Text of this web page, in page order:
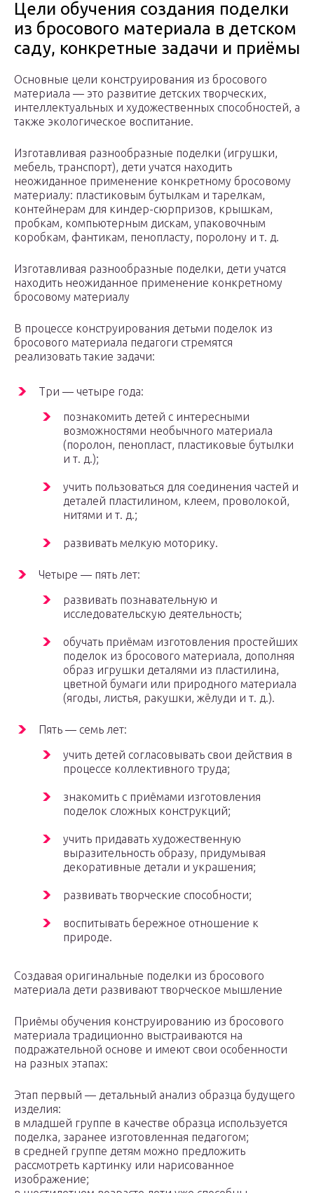
Цели обучения создания поделки
из бросового материала в детском
саду, конкретные задачи и приёмы
Основные цели конструирования из бросового
материала — это развитие детских творческих,
интеллектуальных и художественных способностей, а
также экологическое воспитание.
Изготавливая разнообразные поделки (игрушки,
мебель, транспорт), дети учатся находить
неожиданное применение конкретному бросовому
материалу: пластиковым бутылкам и тарелкам,
контейнерам для киндер-сюрпризов, крышкам,
пробкам, компьютерным дискам, упаковочным
коробкам, фантикам, пенопласту, поролону и т. д.
Изготавливая разнообразные поделки, дети учатся
находить неожиданное применение конкретному
бросовому материалу
В процессе конструирования детьми поделок из
бросового материала педагоги стремятся
реализовать такие задачи:
Три — четыре года:
познакомить детей с интересными
возможностями необычного материала
(поролон, пенопласт, пластиковые бутылки
и т. д.);
учить пользоваться для соединения частей и
деталей пластилином, клеем, проволокой,
нитями и т. д.;
развивать мелкую моторику.
Четыре — пять лет:
развивать познавательную и
исследовательскую деятельность;
обучать приёмам изготовления простейших
поделок из бросового материала, дополняя
образ игрушки деталями из пластилина,
цветной бумаги или природного материала
(ягоды, листья, ракушки, жёлуди и т. д.).
Пять — семь лет:
учить детей согласовывать свои действия в
процессе коллективного труда;
знакомить с приёмами изготовления
поделок сложных конструкций;
учить придавать художественную
выразительность образу, придумывая
декоративные детали и украшения;
развивать творческие способности;
воспитывать бережное отношение к
природе.
Создавая оригинальные поделки из бросового
материала дети развивают творческое мышление
Приёмы обучения конструированию из бросового
материала традиционно выстраиваются на
подражательной основе и имеют свои особенности
на разных этапах:
Этап первый — детальный анализ образца будущего
изделия:
в младшей группе в качестве образца используется
поделка, заранее изготовленная педагогом;
в средней группе детям можно предложить
рассмотреть картинку или нарисованное
изображение;